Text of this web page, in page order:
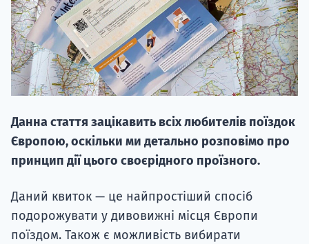
Данна стаття зацікавить всіх любителів поїздок
Європою, оскільки ми детально розповімо про
принцип дії цього своєрідного проїзного.
Даний квиток — це найпростіший спосіб
подорожувати у дивовижні місця Європи
поїздом. Також є можливість вибирати
20.09
"Навчання
НАБІР